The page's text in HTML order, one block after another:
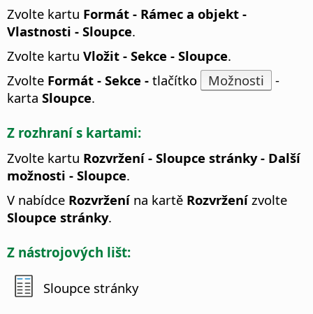
Zvolte kartu Formát - Rámec a objekt -
Vlastnosti - Sloupce.
Zvolte kartu Vložit - Sekce - Sloupce.
Zvolte Formát - Sekce - tlačítko Možnosti
-
karta Sloupce.
Z rozhraní s kartami:
Zvolte kartu Rozvržení - Sloupce stránky - Další
možnosti - Sloupce.
V nabídce Rozvrženína kartě Rozvrženízvolte
Sloupce stránky.
Z nástrojových lišt:
Sloupce stránky